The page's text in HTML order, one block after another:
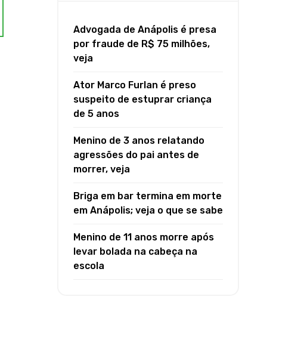
Advogada de Anápolis é presa
por fraude de R$ 75 milhões,
veja
Ator Marco Furlan é preso
suspeito de estuprar criança
de 5 anos
Menino de 3 anos relatando
agressões do pai antes de
morrer, veja
Briga em bar termina em morte
em Anápolis; veja o que se sabe
Menino de 11 anos morre após
levar bolada na cabeça na
escola